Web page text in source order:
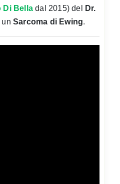
Di Bella dal 2015) del
Dr.
unSarcoma di Ewing.